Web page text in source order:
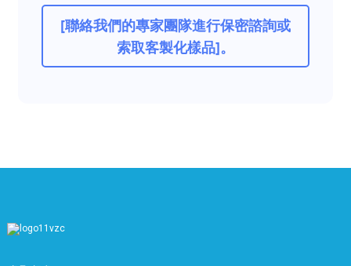
[聯絡我們的專家團隊進行保密諮詢或
索取客製化樣品]。